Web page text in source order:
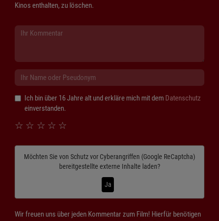
Kinos enthalten, zu löschen.
Ich bin über 16 Jahre alt und erkläre mich mit dem Datenschutz
einverstanden.
☆
☆
☆
☆
☆
Möchten Sie von Schutz vor Cyberangriffen (Google ReCaptcha)
bereitgestellte externe Inhalte laden?
Ja
Wir freuen uns über jeden Kommentar zum Film! Hierfür benötigen